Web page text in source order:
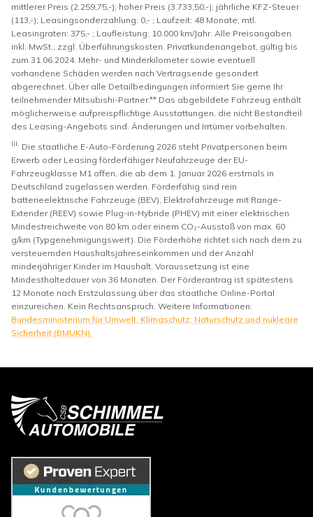
mittlerer Preis (2.259,75,-); hoher Preis (3.733,50,-); jährliche KFZ-Steuer
(113,-); Leasingsonderzahlung: 0,- ; Laufzeit: 48 Monate; mtl.
Leasingraten: 375,- ; Laufleistung: 10.000 km/Jahr. Alle Preisangaben
inkl. MwSt.; zzgl. Überführungskosten. Privatkundenangebot, gültig bis
zum 31.06.2024. Mehr- und Minderkilometer sowie eventuell
vorhandene Schäden werden nach Vertragsende gesondert
abgerechnet. Über alle Detailbedingungen informiert Sie gerne Ihr
teilnehmender Mitsubishi-Partner.** Das abgebildete Fahrzeug enthält
möglicherweise aufpreispflichtige Ausstattungen, die nicht Bestandteil
des Leasing-Angebots sind. Änderungen und Irrtümer vorbehalten.
III. Die staatliche E-Auto-Förderung 2026 steht Privatpersonen beim
Erwerb oder Leasing förderfähiger Neufahrzeuge der EU-
Fahrzeugklasse M1 offen, die ab dem 1. Januar 2026 erstmals in
Deutschland zugelassen werden. Förderfähig sind rein
batterieelektrische Fahrzeuge (BEV), Elektrofahrzeuge mit Range-
Extender (REEV) sowie Plug-in-Hybride (PHEV) mit einer elektrischen
Mindestreichweite von 80 km oder einem CO₂-Ausstoß von max. 60
g/km (Typgenehmigungswert). Die Förderhöhe richtet sich nach dem zu
versteuernden Haushaltsjahreseinkommen und der Anzahl
minderjähriger Kinder im Haushalt. Voraussetzung ist eine
Mindesthaltedauer von 36 Monaten. Der Förderantrag ist spätestens
12 Monate nach Erstzulassung über das staatliche Online-Portal
einzureichen. Kein Rechtsanspruch. Weitere Informationen:
Bundesministerium für Umwelt, Klimaschutz, Naturschutz und nukleare
Sicherheit (BMUKN).